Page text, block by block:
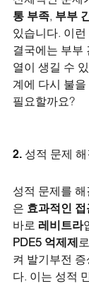
통 부족, 부부
있습니다. 이
결국에는 부부
열이 생길 수
계에 다시 불
필요할까요?
2. 성적 문제
성적 문제를
은 효과적인 접
바로 레비트라
PDE5 억제제
켜 발기부전
다. 이는 성적